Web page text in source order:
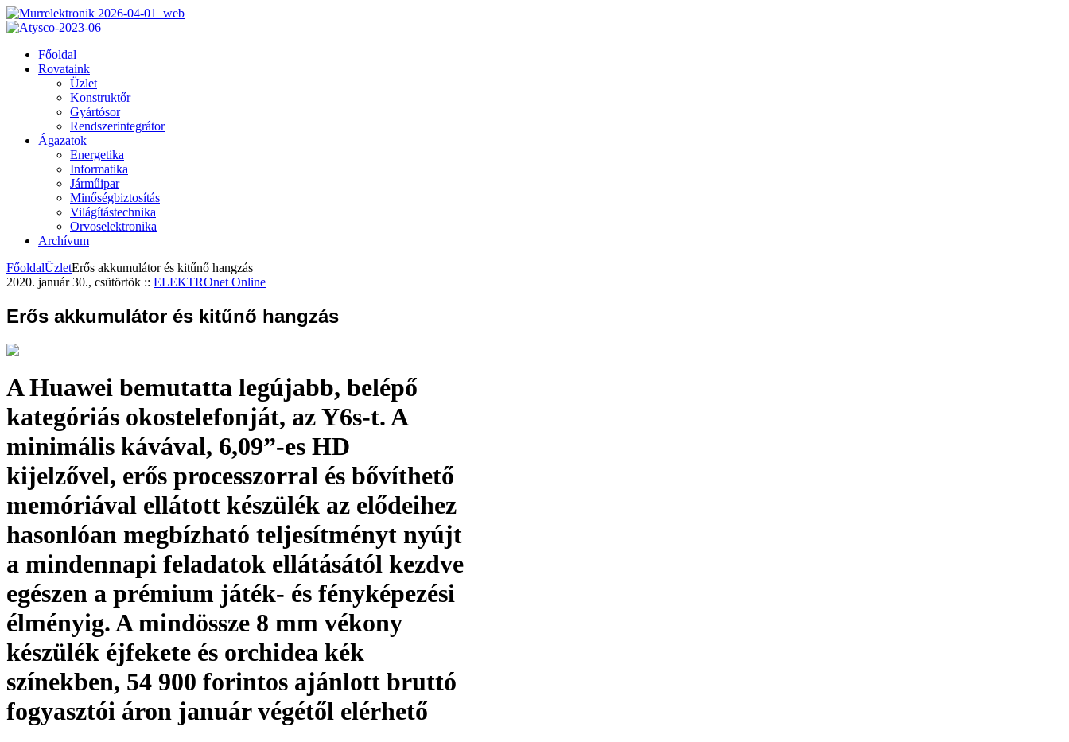
Főoldal
Rovataink
Üzlet
Konstruktőr
Gyártósor
Rendszerintegrátor
Ágazatok
Energetika
Informatika
Járműipar
Minőségbiztosítás
Világítástechnika
Orvoselektronika
Archívum
FőoldalÜzletErős akkumulátor és kitűnő hangzás
2020. január 30., csütörtök :: ELEKTROnet Online
Erős akkumulátor és kitűnő hangzás
A Huawei bemutatta legújabb, belépő
kategóriás okostelefonját, az Y6s-t. A
minimális kávával, 6,09”-es HD
kijelzővel, erős processzorral és bővíthető
memóriával ellátott készülék az elődeihez
hasonlóan megbízható teljesítményt nyújt
a mindennapi feladatok ellátásától kezdve
egészen a prémium játék- és fényképezési
élményig. A mindössze 8 mm vékony
készülék éjfekete és orchidea kék
színekben, 54 900 forintos ajánlott bruttó
fogyasztói áron január végétől elérhető